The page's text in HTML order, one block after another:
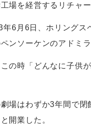
場を経営するリチャ
年6月6日、ホリングス
ンソーケンのアドミ
の時「どんなに子供
劇場はわずか3年間で
開業した。